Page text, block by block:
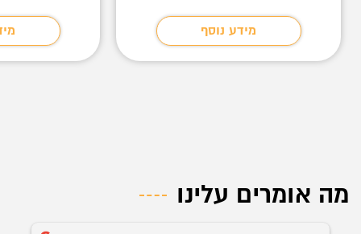
מידע נוסף
מה אומרים עלינו